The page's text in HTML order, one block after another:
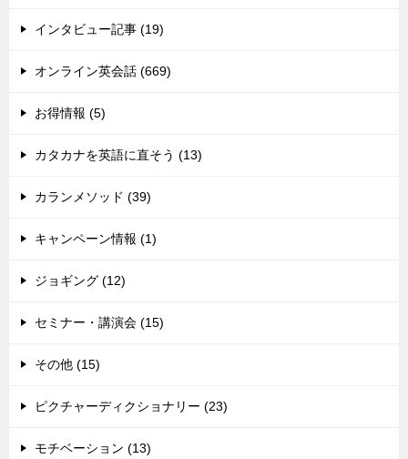
インタビュー記事 (19)
オンライン英会話 (669)
お得情報 (5)
カタカナを英語に直そう (13)
カランメソッド (39)
キャンペーン情報 (1)
ジョギング (12)
セミナー・講演会 (15)
その他 (15)
ピクチャーディクショナリー (23)
モチベーション (13)